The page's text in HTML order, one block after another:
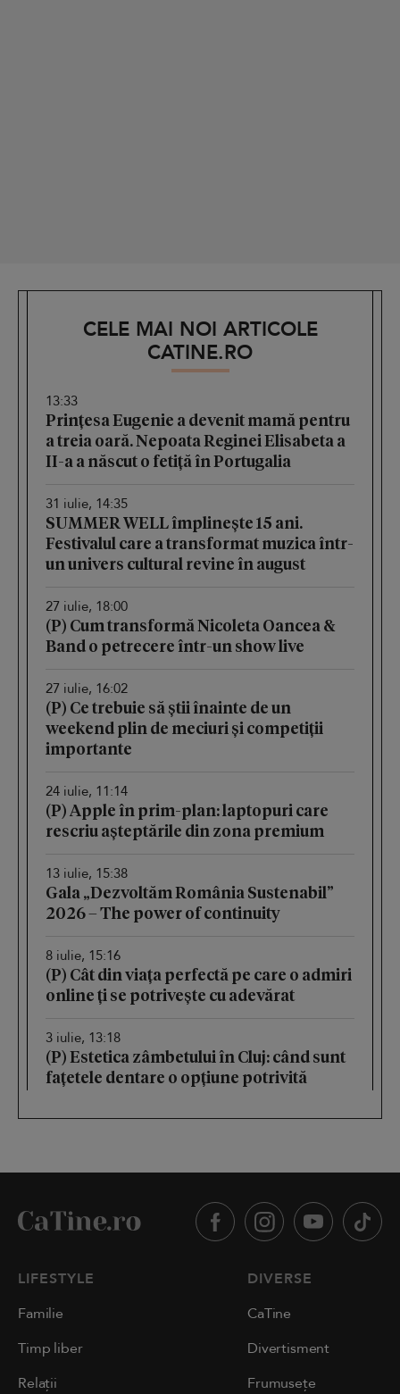
CELE MAI NOI ARTICOLE
CATINE.RO
13:33
Prințesa Eugenie a devenit mamă pentru
a treia oară. Nepoata Reginei Elisabeta a
II-a a născut o fetiță în Portugalia
31 iulie, 14:35
SUMMER WELL împlinește 15 ani.
Festivalul care a transformat muzica într-
un univers cultural revine în august
27 iulie, 18:00
(P) Cum transformă Nicoleta Oancea &
Band o petrecere într-un show live
27 iulie, 16:02
(P) Ce trebuie să știi înainte de un
weekend plin de meciuri și competiții
importante
24 iulie, 11:14
(P) Apple în prim-plan: laptopuri care
rescriu așteptările din zona premium
13 iulie, 15:38
Gala „Dezvoltăm România Sustenabil”
2026 – The power of continuity
8 iulie, 15:16
(P) Cât din viața perfectă pe care o admiri
online ți se potrivește cu adevărat
3 iulie, 13:18
(P) Estetica zâmbetului în Cluj: când sunt
fațetele dentare o opțiune potrivită
LIFESTYLE
Familie
Timp liber
Relații
DIVERSE
CaTine
Divertisment
Frumusețe